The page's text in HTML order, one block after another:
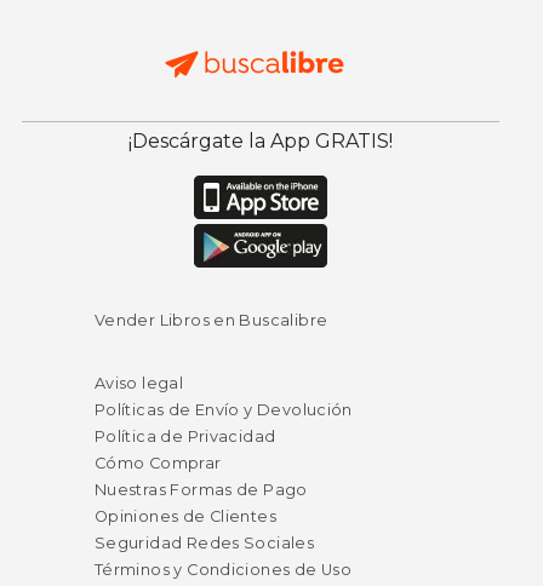
¡Descárgate la App GRATIS!
Vender Libros en Buscalibre
Aviso legal
Políticas de Envío y Devolución
Política de Privacidad
Cómo Comprar
Nuestras Formas de Pago
Opiniones de Clientes
Seguridad Redes Sociales
Términos y Condiciones de Uso